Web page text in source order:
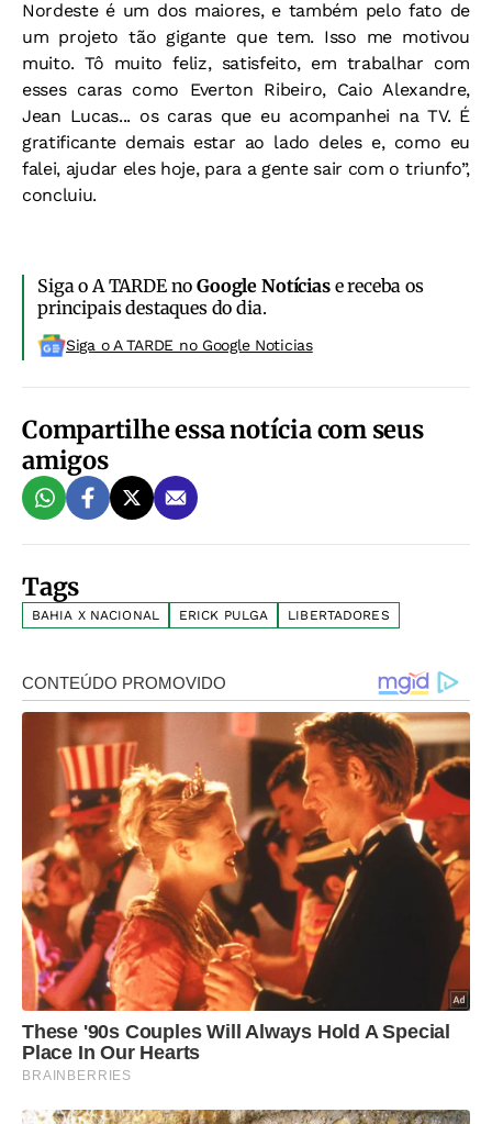
Nordeste é um dos maiores, e também pelo fato de
um projeto tão gigante que tem. Isso me motivou
muito. Tô muito feliz, satisfeito, em trabalhar com
esses caras como Everton Ribeiro, Caio Alexandre,
Jean Lucas... os caras que eu acompanhei na TV. É
gratificante demais estar ao lado deles e, como eu
falei, ajudar eles hoje, para a gente sair com o triunfo”,
concluiu.
Siga o A TARDE noGoogle Notíciase receba os
principais destaques do dia.
Siga o A TARDE no Google Noticias
Compartilhe essa notícia com seus
amigos
Tags
BAHIA X NACIONAL ERICK PULGA LIBERTADORES